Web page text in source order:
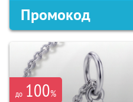
Промокод
до 100%